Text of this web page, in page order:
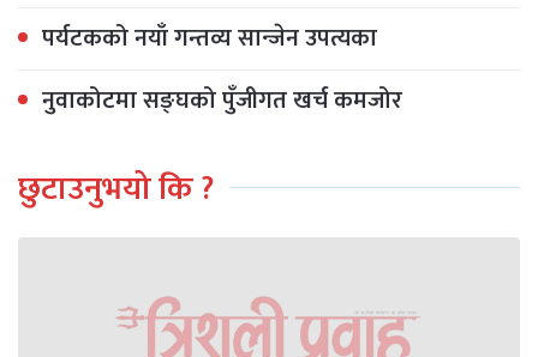
पर्यटकको नयाँ गन्तव्य सान्जेन उपत्यका
नुवाकोटमा सङ्घको पुँजीगत खर्च कमजोर
छुटाउनुभयो कि ?